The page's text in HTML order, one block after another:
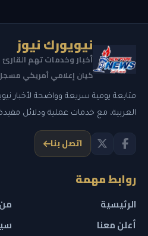
نيويورك نيوز
أخبار وخدمات تهم القارئ
كيان إعلامي أمريكي مسجل برقم
متابعة يومية سريعة وواضحة لأخبار
العربية، مع خدمات عملية ودلائل
اتصل بنا
روابط مهمة
الرئيسية
أعلن معنا